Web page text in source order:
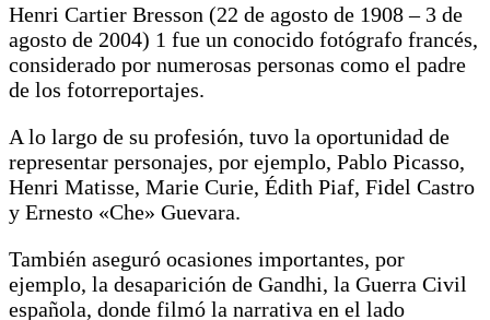
Henri Cartier Bresson (22 de agosto de 1908 – 3 de
agosto de 2004) 1 fue un conocido fotógrafo francés,
considerado por numerosas personas como el padre
de los fotorreportajes.
A lo largo de su profesión, tuvo la oportunidad de
representar personajes, por ejemplo, Pablo Picasso,
Henri Matisse, Marie Curie, Édith Piaf, Fidel Castro
y Ernesto «Che» Guevara.
También aseguró ocasiones importantes, por
ejemplo, la desaparición de Gandhi, la Guerra Civil
española, donde filmó la narrativa en el lado